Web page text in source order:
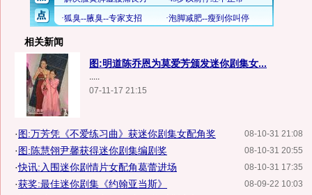
相关新闻
图:明道陈乔恩为莫爱芳颁发迷你剧集女...
.....
07-11-17 21:15
08-10-31 21:08
·图:万芳凭《不爱练习曲》获迷你剧集女配角奖
08-10-31 20:55
·图:陈慧翎尹馨获得迷你剧集编剧奖
08-10-31 17:35
·快讯:入围迷你剧情片女配角葛蕾进场
08-09-22 10:03
·获奖:最佳迷你剧集《约翰亚当斯》